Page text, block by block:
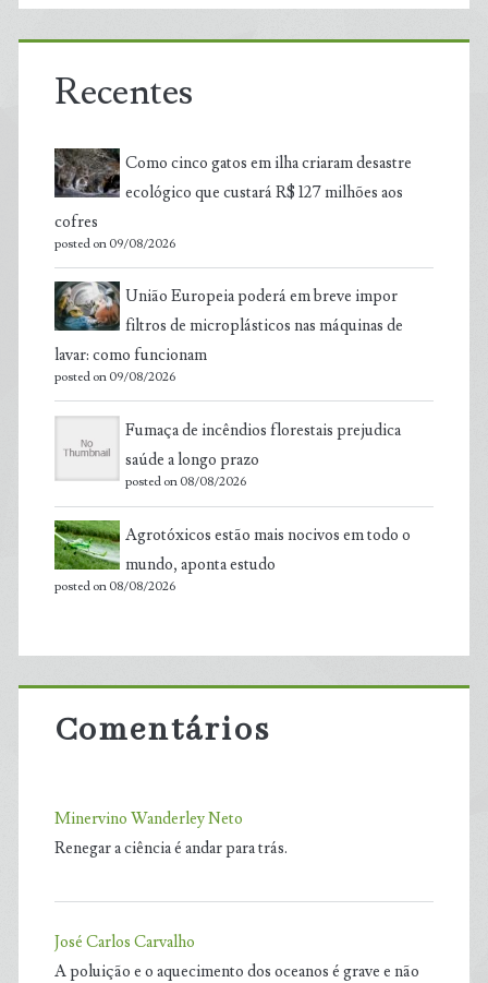
Recentes
Como cinco gatos em ilha criaram desastre
ecológico que custará R$ 127 milhões aos
cofres
posted on 09/08/2026
União Europeia poderá em breve impor
filtros de microplásticos nas máquinas de
lavar: como funcionam
posted on 09/08/2026
Fumaça de incêndios florestais prejudica
saúde a longo prazo
posted on 08/08/2026
Agrotóxicos estão mais nocivos em todo o
mundo, aponta estudo
posted on 08/08/2026
Comentários
Minervino Wanderley Neto
Renegar a ciência é andar para trás.
José Carlos Carvalho
A poluição e o aquecimento dos oceanos é grave e não